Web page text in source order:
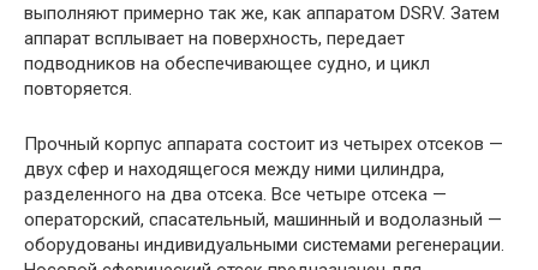
выполняют примерно так же, как аппаратом DSRV. Затем
аппарат всплывает на поверхность, передает
подводников на обеспечивающее судно, и цикл
повторяется.
Прочный корпус аппарата состоит из четырех отсеков —
двух сфер и находящегося между ними цилиндра,
разделенного на два отсека. Все четыре отсека —
операторский, спасательный, машинный и водолазный —
оборудованы индивидуальными системами регенерации.